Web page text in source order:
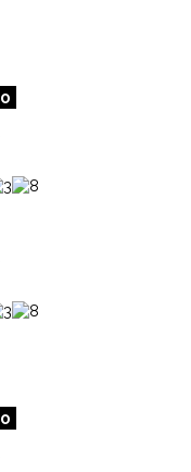
0
0